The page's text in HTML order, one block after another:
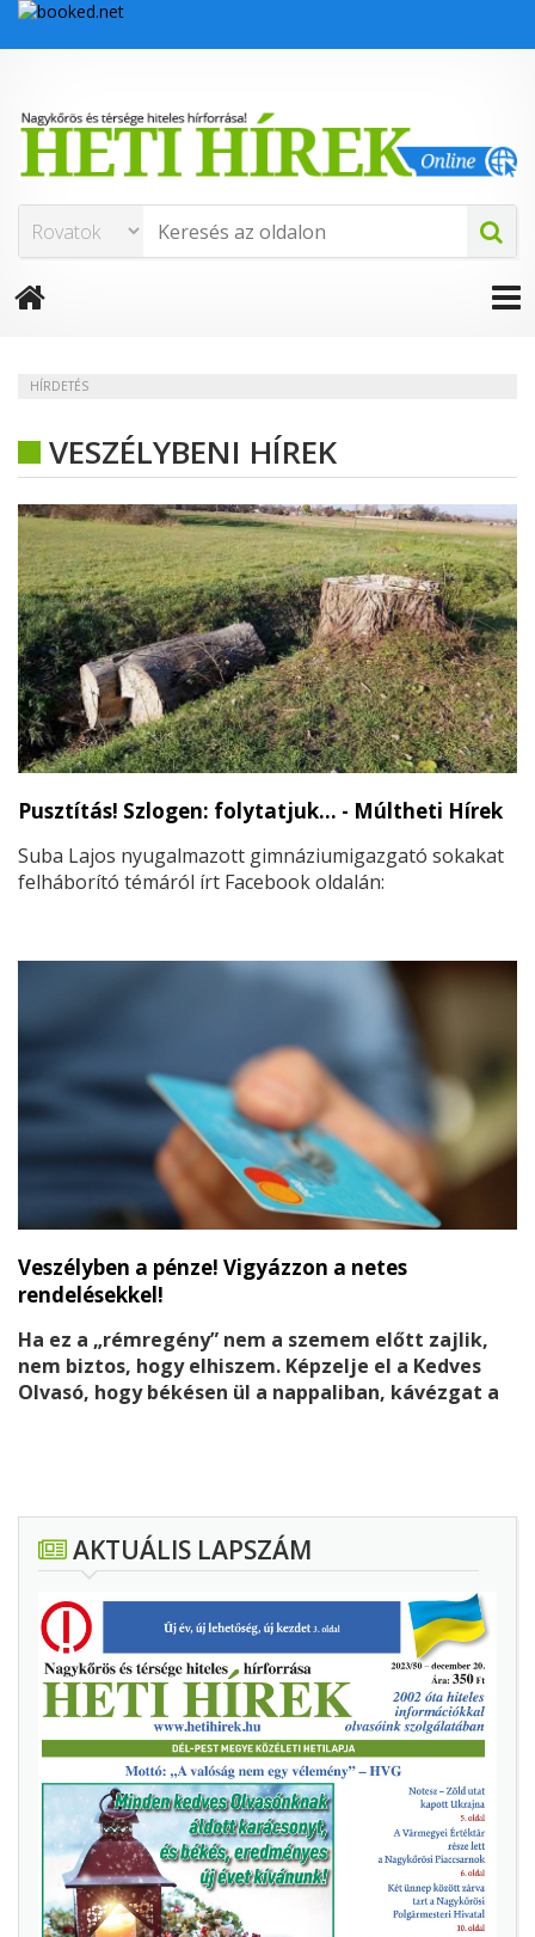
HÍRDETÉS
VESZÉLYBENI HÍREK
Pusztítás! Szlogen: folytatjuk… - Múltheti Hírek
Suba Lajos nyugalmazott gimnáziumigazgató sokakat
felháborító témáról írt Facebook oldalán:
Veszélyben a pénze! Vigyázzon a netes
rendelésekkel!
Ha ez a „rémregény” nem a szemem előtt zajlik,
nem biztos, hogy elhiszem. Képzelje el a Kedves
Olvasó, hogy békésen ül a nappaliban, kávézgat a
AKTUÁLIS LAPSZÁM